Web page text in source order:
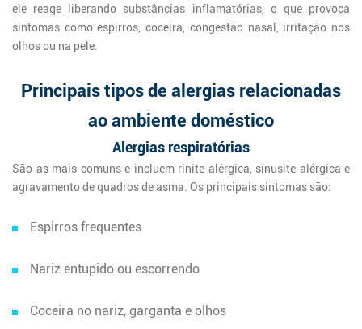
ele reage liberando substâncias inflamatórias, o que provoca
sintomas como espirros, coceira, congestão nasal, irritação nos
olhos ou na pele.
Principais tipos de alergias relacionadas
ao ambiente doméstico
Alergias respiratórias
São as mais comuns e incluem rinite alérgica, sinusite alérgica e
agravamento de quadros de asma. Os principais sintomas são:
Espirros frequentes
Nariz entupido ou escorrendo
Coceira no nariz, garganta e olhos